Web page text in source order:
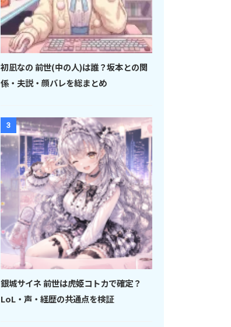
初凪なの 前世(中の人)は誰？坂本との関
係・夫説・顔バレを総まとめ
3
銀城サイネ 前世は虎姫コトカで確定？
LoL・声・経歴の共通点を検証